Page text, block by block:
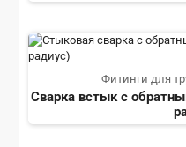
Фитинги для
Сварка встык с